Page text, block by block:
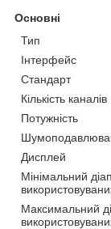
Основні
Тип
Інтерфейс
Стандарт
Кількість каналів
Потужність
Дисплей
Мінімальний
Максимальний